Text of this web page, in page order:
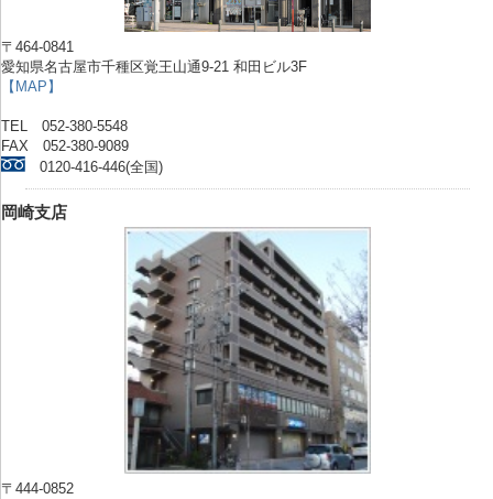
〒464-0841
愛知県名古屋市千種区覚王山通9-21 和田ビル3F
【MAP】
TEL 052-380-5548
FAX 052-380-9089
0120-416-446(全国)
岡崎支店
〒444-0852